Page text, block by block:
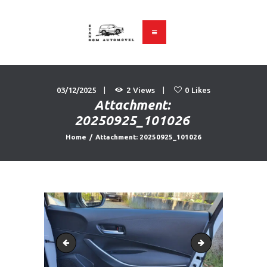
03/12/2025 2 Views 0 Likes
Attachment:
20250925_101026
Home Attachment: 20250925_101026
Stand Dom Automóvel
VIATURAS
SOBRE NÓS
CONTACTOS
20250925_101022 20250925_101057